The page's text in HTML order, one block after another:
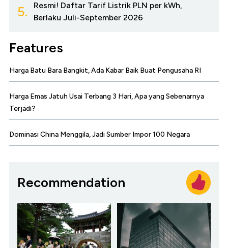
5.
Resmi! Daftar Tarif Listrik PLN per kWh,
Berlaku Juli-September 2026
Features
Harga Batu Bara Bangkit, Ada Kabar Baik Buat Pengusaha RI
Harga Emas Jatuh Usai Terbang 3 Hari, Apa yang Sebenarnya
Terjadi?
Dominasi China Menggila, Jadi Sumber Impor 100 Negara
Recommendation